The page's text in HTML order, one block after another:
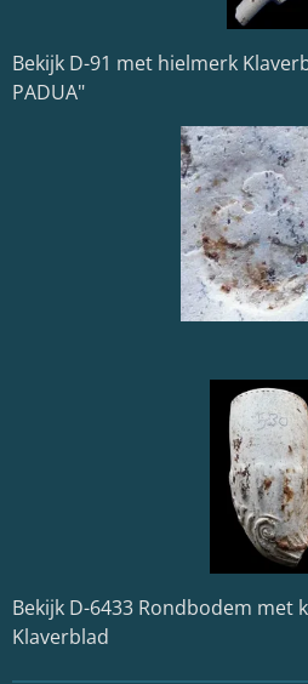
Bekijk D-91 met hielmerk
PADUA"
Bekijk D-6433 Rondbodem
Klaverblad